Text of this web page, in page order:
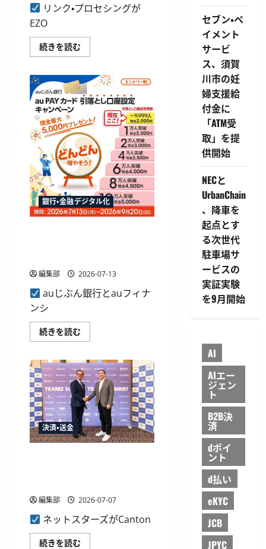
ラ
ス
な
「夏
ク
ー
ポ
ン
祭
り」
を
開
始
に
つ
い
て
さ
ら
に
読
む
リンク・プロセシングが
EZO
続きを読む
ン
ロ
セ
シ
ン
EZO
Pay
に
キ
ャ
ッ
シ
ュ
カ
ー
ド
で
チ
る
完
全
キ
シ
ス
を
提
供
に
つ
い
て
さ
ら
に
読
銀行・金融デジタル化
編集部 2026-07-13
auじぶん銀行とauフィナ
ンシ
続きを読む
じ
銀
行、
au
PAY
カ
ー
ド
引
落
と
最
大
5,000
円
の
決済・送金
編集部 2026-07-07
ネットスターズがCanton
続きを読む
セブン・ペ
イメント
サービ
ス、須賀
川市の妊
婦支援給
付金に
「ATM受
取」を提
供開始
NECと
UrbanChain
、降車を
起点とす
る次世代
駐車場サ
ービスの
実証実験
を9月開始
AI
AIエー
ジェン
ト
B2B決
済
dポイ
ント
d払い
eKYC
JCB
JPYC